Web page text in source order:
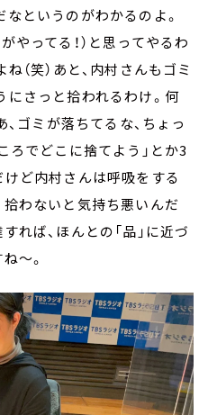
というのがわかるのよ。
やってる！）と思ってやるわ
（笑）あと、内村さんもゴミ
さっと拾われるわけ。何
、ゴミが落ちてるな、ちょっ
ろでどこに捨てよう」とか3
ど内村さんは呼吸をする
わないと気持ち悪いんだ
れば、ほんとの「品」に近づ
～。